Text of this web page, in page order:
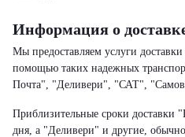
Информация о
Мы предоставляем услуги
помощью таких надежных
Почта", "Деливери", "САТ",
Приблизительные сроки доставки
дня, а "Деливери" и другие,